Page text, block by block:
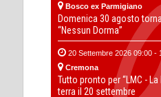
Bosco ex Parmigiano
Domenica 30 agosto
“Nessun Dorma”
20 Settembre 2026 09:00 -
Cremona
Tutto pronto per “LMC -
terra il 20 settembre